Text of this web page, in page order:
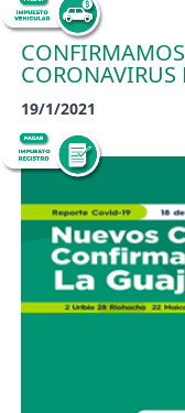
CORONAVIRUS
19/1/2021